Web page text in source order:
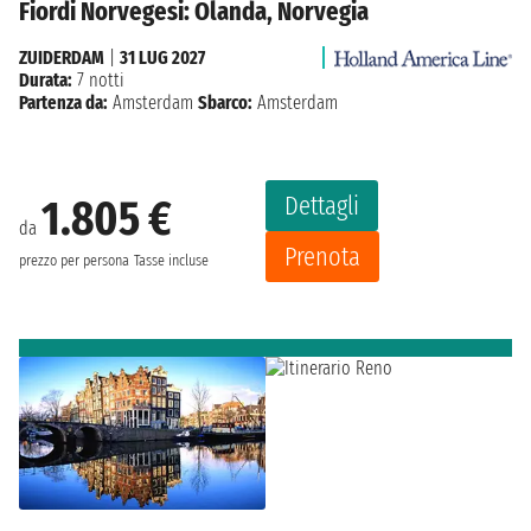
Fiordi Norvegesi: Olanda, Norvegia
da 1.805 €
prezzo per persona Tasse incluse
Dettagli
Prenota
ZUIDERDAM
31 LUG 2027
Durata: 7 notti
Partenza da: Amsterdam Sbarco: Amsterdam